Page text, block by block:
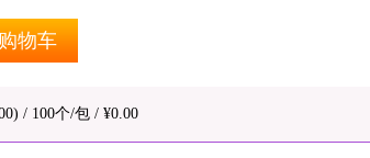
物车
/ 100个/包 / ¥0.00